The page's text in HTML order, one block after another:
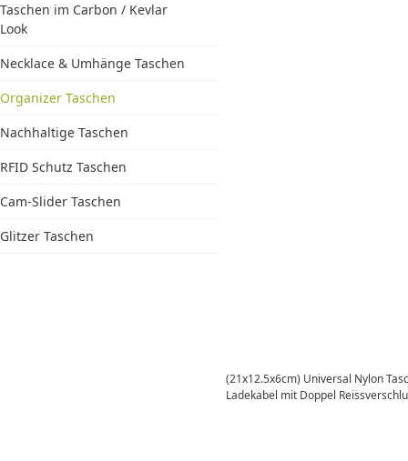
Taschen im Carbon / Kevlar
Look
Necklace & Umhänge Taschen
Organizer Taschen
Nachhaltige Taschen
RFID Schutz Taschen
Cam-Slider Taschen
Glitzer Taschen
(21x12.5x6cm) Universal Nylon
Ladekabel mit Doppel